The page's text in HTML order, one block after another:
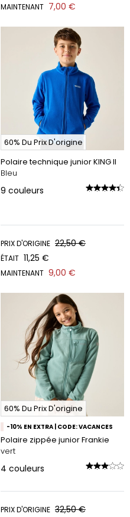
MAINTENANT 7,00 €
60% Du Prix D'origine
Polaire technique junior KING II
Bleu
9 couleurs
PRIX D'ORIGINE 22,50 €
ÉTAIT 11,25 €
MAINTENANT 9,00 €
60% Du Prix D'origine
-10% EN EXTRA | CODE: VACANCES
Polaire zippée junior Frankie
vert
4 couleurs
PRIX D'ORIGINE 32,50 €